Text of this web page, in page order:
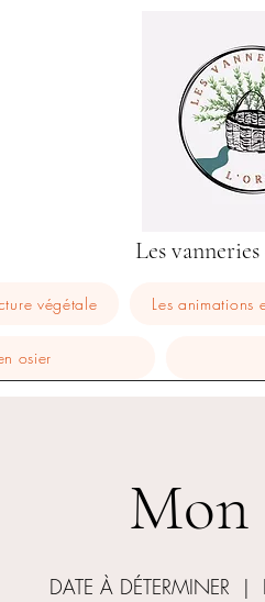
Les
végétale Les animations
osier
Mon
DATE À DÉTERMINER
  |